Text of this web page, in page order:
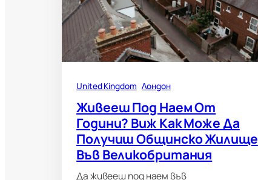
United Kingdom Лондон
Живееш Под Наем От
Години? Виж Как Може Да
Получиш Общинско Жилище
Във Великобритания
Да живееш под наем във